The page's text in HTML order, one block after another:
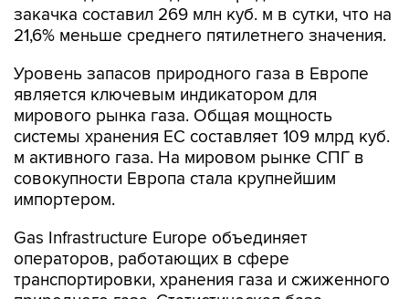
закачка составил 269 млн куб. м в сутки, что на
21,6% меньше среднего пятилетнего значения.
Уровень запасов природного газа в Европе
является ключевым индикатором для
мирового рынка газа. Общая мощность
системы хранения ЕС составляет 109 млрд куб.
м активного газа. На мировом рынке СПГ в
совокупности Европа стала крупнейшим
импортером.
Gas Infrastructure Europe объединяет
операторов, работающих в сфере
транспортировки, хранения газа и сжиженного